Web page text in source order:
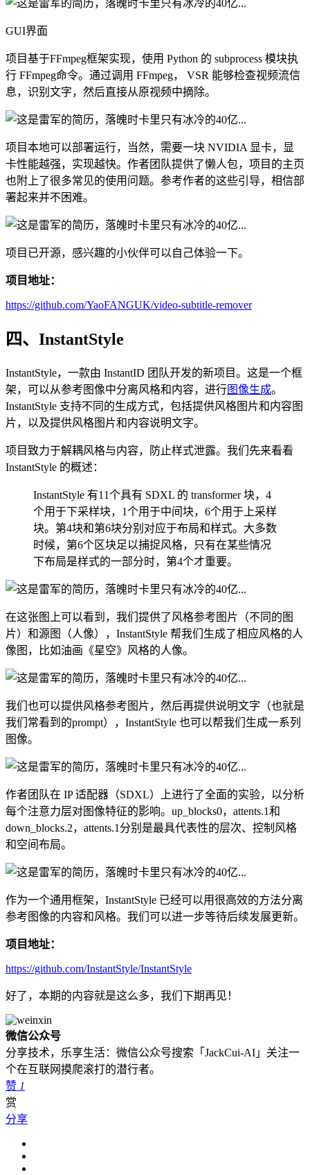
GUI界面
项目基于FFmpeg框架实现，使用 Python 的 subprocess 模块执
行 FFmpeg命令。通过调用 FFmpeg， VSR 能够检查视频流信
息，识别文字，然后直接从原视频中摘除。
项目本地可以部署运行，当然，需要一块 NVIDIA 显卡，显
卡性能越强，实现越快。作者团队提供了懒人包，项目的主页
也附上了很多常见的使用问题。参考作者的这些引导，相信部
署起来并不困难。
项目已开源，感兴趣的小伙伴可以自己体验一下。
项目地址：
https://github.com/YaoFANGUK/video-subtitle-remover
四、InstantStyle
InstantStyle，一款由 InstantID 团队开发的新项目。这是一个框
架，可以从参考图像中分离风格和内容，进行图像生成。
InstantStyle 支持不同的生成方式，包括提供风格图片和内容图
片，以及提供风格图片和内容说明文字。
项目致力于解耦风格与内容，防止样式泄露。我们先来看看
InstantStyle 的概述：
InstantStyle 有11个具有 SDXL 的 transformer 块，4
个用于下采样块，1个用于中间块，6个用于上采样
块。第4块和第6块分别对应于布局和样式。大多数
时候，第6个区块足以捕捉风格，只有在某些情况
下布局是样式的一部分时，第4个才重要。
在这张图上可以看到，我们提供了风格参考图片（不同的图
片）和源图（人像），InstantStyle 帮我们生成了相应风格的人
像图，比如油画《星空》风格的人像。
我们也可以提供风格参考图片，然后再提供说明文字（也就是
我们常看到的prompt），InstantStyle 也可以帮我们生成一系列
图像。
作者团队在 IP 适配器（SDXL）上进行了全面的实验，以分析
每个注意力层对图像特征的影响。up_blocks0，attents.1和
down_blocks.2，attents.1分别是最具代表性的层次、控制风格
和空间布局。
作为一个通用框架，InstantStyle 已经可以用很高效的方法分离
参考图像的内容和风格。我们可以进一步等待后续发展更新。
项目地址：
https://github.com/InstantStyle/InstantStyle
好了，本期的内容就是这么多，我们下期再见！
微信公众号
分享技术，乐享生活：微信公众号搜索「JackCui-AI」关注一
个在互联网摸爬滚打的潜行者。
赞 1
赏
分享